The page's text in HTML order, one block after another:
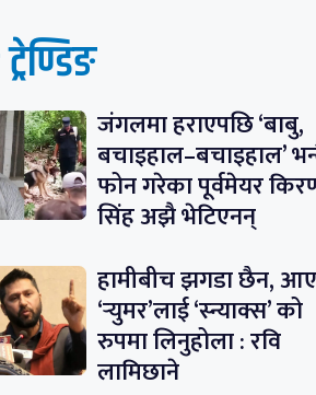
जंगलमा हराएपछि ‘बाबु,
बचाइहाल–बचाइहाल’
फोन गरेका पूर्वमेयर
सिंह अझै भेटिएनन्
हामीबीच झगडा छैन,
‘र्‍युमर’लाई ‘स्न्याक्स’ को
रुपमा लिनुहोला : रवि
लामिछाने